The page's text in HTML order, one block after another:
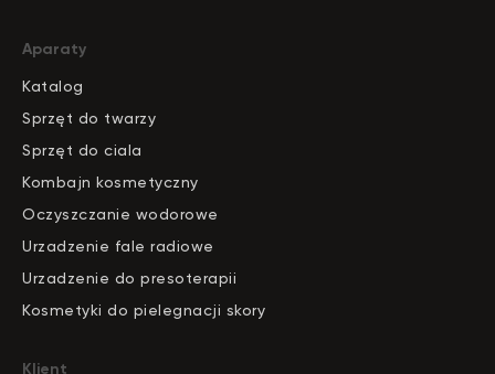
Aparaty
Katalog
Sprzęt do twarzy
Sprzęt do ciala
Kombajn kosmetyczny
Oczyszczanie wodorowe
Urzadzenie fale radiowe
Urzadzenie do presoterapii
Kosmetyki do pielegnacji skory
Klient